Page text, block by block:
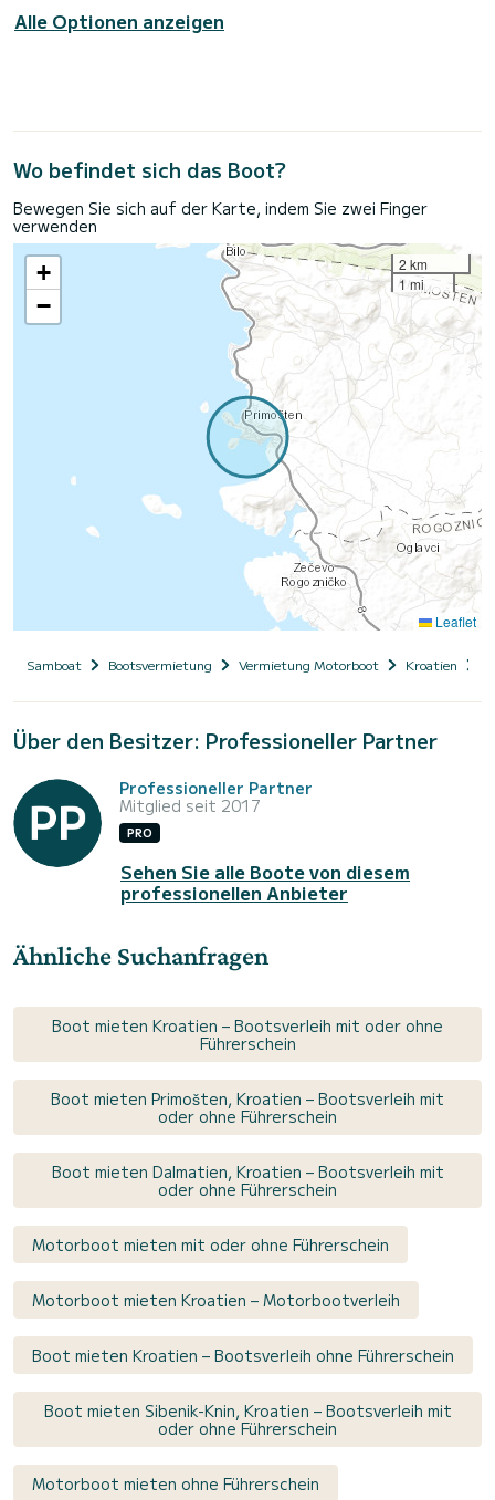
Alle Optionen anzeigen
Wo befindet sich das Boot?
Bewegen Sie sich auf der Karte, indem Sie zwei Finger
verwenden
+
−
2 km
1 mi
Leaflet
Samboat Bootsvermietung Vermietung Motorboot Kroatien
Über den Besitzer: Professioneller Partner
Professioneller Partner
Mitglied seit 2017
PRO
Sehen Sie alle Boote von diesem
professionellen Anbieter
Ähnliche Suchanfragen
Boot mieten Kroatien – Bootsverleih mit oder ohne
Führerschein
Boot mieten Primošten, Kroatien – Bootsverleih mit
oder ohne Führerschein
Boot mieten Dalmatien, Kroatien – Bootsverleih mit
oder ohne Führerschein
Motorboot mieten mit oder ohne Führerschein
Motorboot mieten Kroatien – Motorbootverleih
Boot mieten Kroatien – Bootsverleih ohne Führerschein
Boot mieten Sibenik-Knin, Kroatien – Bootsverleih mit
oder ohne Führerschein
Motorboot mieten ohne Führerschein